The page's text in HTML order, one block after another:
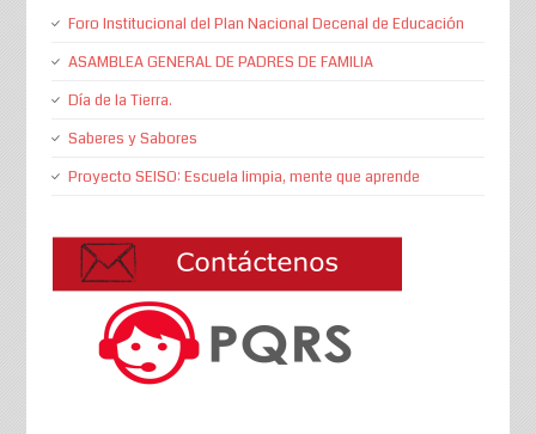
Foro Institucional del Plan Nacional Decenal de Educación
ASAMBLEA GENERAL DE PADRES DE FAMILIA
Día de la Tierra.
Saberes y Sabores
Proyecto SEISO: Escuela limpia, mente que aprende